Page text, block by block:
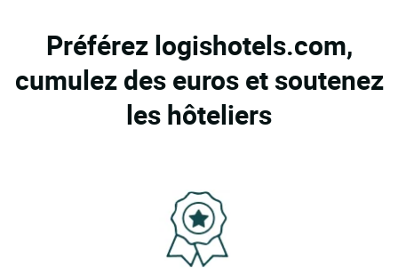
Préférez logishotels.com,
cumulez des euros et soutenez
les hôteliers